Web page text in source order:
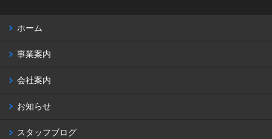
ホーム
事業案内
会社案内
お知らせ
スタッフブログ